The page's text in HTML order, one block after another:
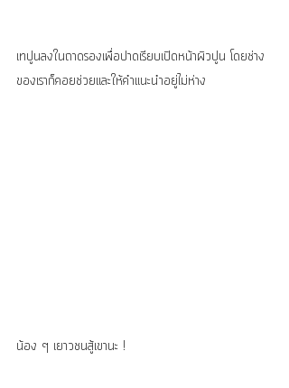
เทปูนลงในถาดรองเพื่อปาดเรียบเปิดหน้าผิวปูน โดยช่าง
ของเราก็คอยช่วยและให้คำแนะนำอยู่ไม่ห่าง
น้อง ๆ เยาวชนสู้เขานะ !